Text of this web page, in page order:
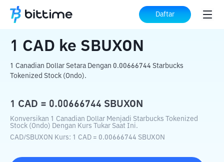
Daftar
Beranda Konverter Kripto ke SBUXON
1 CAD ke SBUXON
1 Canadian Dollar Setara Dengan 0.00666744 Starbucks
Tokenized Stock (Ondo).
1 CAD = 0.00666744 SBUXON
Konversikan 1 Canadian Dollar Menjadi Starbucks Tokenized
Stock (Ondo) Dengan Kurs Tukar Saat Ini.
CAD/SBUXON Kurs: 1 CAD = 0.00666744 SBUXON